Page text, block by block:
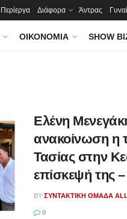
Περίεργα Διάφορα Άντρας
ΟΙΚΟΝΟΜΊΑ SHOW
Ελένη
ανακοίνωση η
Τασίας στην
επίσκεψή της
BY ΣΥΝΤΑΚΤΙΚΉ ΟΜΆΔΑ
0